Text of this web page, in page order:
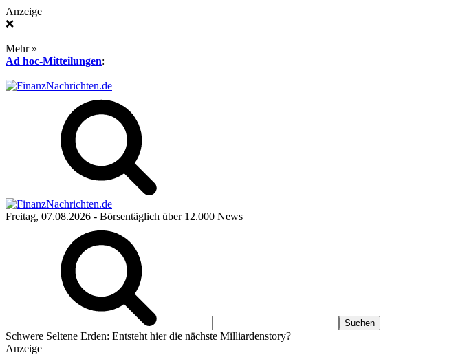
Anzeige
❌
Mehr »
Ad hoc-Mitteilungen:
Freitag, 07.08.2026 - Börsentäglich über 12.000 News
Schwere Seltene Erden: Entsteht hier die nächste Milliardenstory?
Anzeige